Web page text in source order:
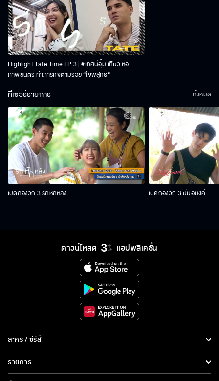
Highlight Tate Time EP.3 | #เทศน์อุ้ม เที่ยว หอ
ภาพยนตร์ ทำภารกิจตามรอย “ใจพิสุทธิ์“
ทีเซอร์รายการ
เปิดกองวิก 3 รักหักหลัง เปิดกองวิก 3 ปิ่นอนงค์
ทั้งหมด
ดาวน์โหลด แอปพลิเคชั่น
ละคร / ซีรีส์
ละคร/ซีรีส์
ซีรีส์นานาชาติ
รายการ
รายการทั้งหมด